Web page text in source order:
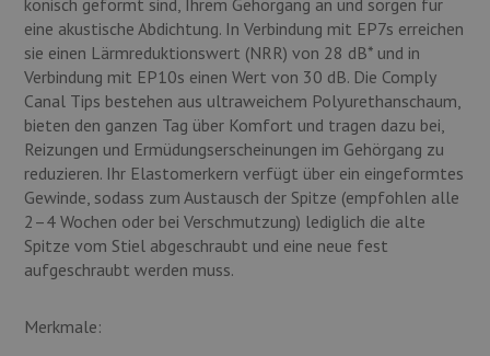
konisch geformt sind, Ihrem Gehörgang an und sorgen für
eine akustische Abdichtung. In Verbindung mit EP7s erreichen
sie einen Lärmreduktionswert (NRR) von 28 dB* und in
Verbindung mit EP10s einen Wert von 30 dB. Die Comply
Canal Tips bestehen aus ultraweichem Polyurethanschaum,
bieten den ganzen Tag über Komfort und tragen dazu bei,
Reizungen und Ermüdungserscheinungen im Gehörgang zu
reduzieren. Ihr Elastomerkern verfügt über ein eingeformtes
Gewinde, sodass zum Austausch der Spitze (empfohlen alle
2–4 Wochen oder bei Verschmutzung) lediglich die alte
Spitze vom Stiel abgeschraubt und eine neue fest
aufgeschraubt werden muss.
Merkmale: